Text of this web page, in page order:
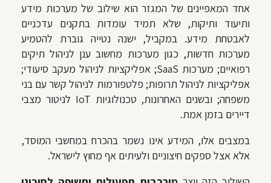
אחד המאפיינים של המגזר הוא שילוב של מערכות מידע
ותיעוד ותיקות, שלא תמיד עומדות בתקנים עדכניים
לאבטחת מידע. במקביל, ישנה נטייה גוברת להטמיע
מערכות חדשות, כגון מערכות מחשוב ענן לניהול תיקים
רפואיים; מערכות SaaS; אפליקציות לניהול מעקב סיעודי;
אפליקציות לניהול תרופות; פלטפורמות לניהול קשר עם בני
משפחה; ובשנים האחרונות, טכנולוגיות IoT לניטור מצבי
דיירים בזמן אמת.
במצבים אלו, המידע אינו נשמר בהכרח במחשבי המוסד,
אלא אצל ספקים חיצוניים ולעיתים אף מחוץ לישראל.